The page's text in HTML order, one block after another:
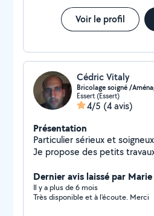
Voir le profil
Cédric Vitaly
Bricolage soigné /
Essert (Essert)
4/5 (4 avis)
Présentation
Particulier sérieux et
Je propose des petits
de meubles et dressings fixations murales (TV,
étagères, tringles, miroirs) pose de sol stratifié et vinyle
petites rénovations et
Dernier avis laissé par
Il y a plus de 6 mois
Très disponible et à l'écoute. Merci